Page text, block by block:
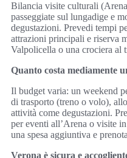
Bilancia visite culturali
passeggiate sul lungadige e
degustazioni. Prevedi tempi
attrazioni principali e riserva
Valpolicella o una crociera al
Quanto costa mediamente
Il budget varia: un weekend
di trasporto (treno o volo),
attività come degustazioni.
per eventi all’Arena o visite
una spesa aggiuntiva e
Verona è sicura e